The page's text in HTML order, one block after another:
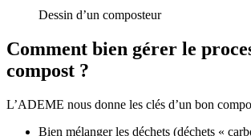
Dessin d’un composteur
Comment bien gérer le
compost ?
L’ADEME nous donne les clés d’un bon
Bien mélanger les déchets (déchets «